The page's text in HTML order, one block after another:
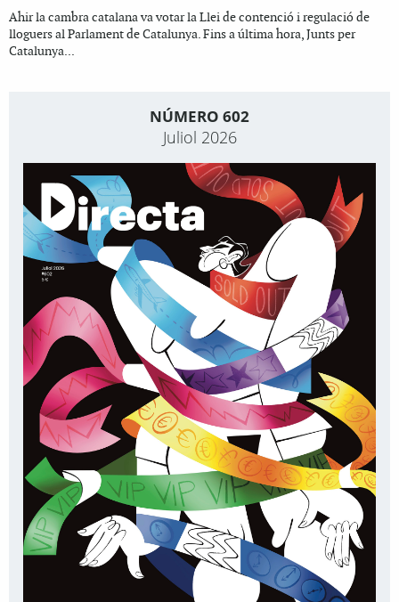
Ahir la cambra catalana va votar la Llei de contenció i regulació de
lloguers al Parlament de Catalunya. Fins a última hora, Junts per
Catalunya...
NÚMERO 602
Juliol 2026